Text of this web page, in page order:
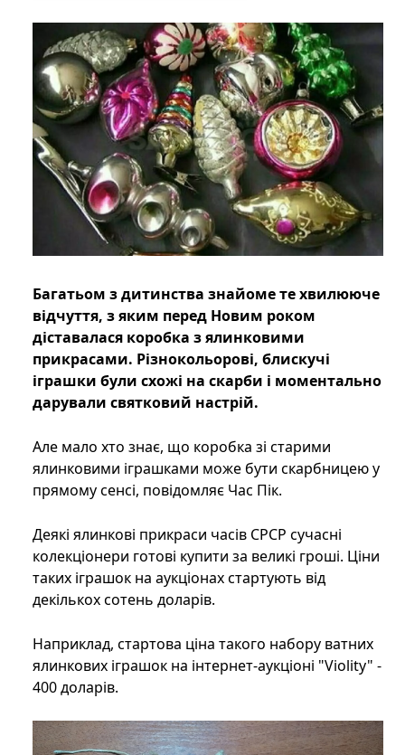
Багатьом з дитинства знайоме те хвилююче
відчуття, з яким перед Новим роком
діставалася коробка з ялинковими
прикрасами. Різнокольорові, блискучі
іграшки були схожі на скарби і моментально
дарували святковий настрій.
Але мало хто знає, що коробка зі старими
ялинковими іграшками може бути скарбницею у
прямому сенсі, повідомляє Час Пік.
Деякі ялинкові прикраси часів СРСР сучасні
колекціонери готові купити за великі гроші. Ціни
таких іграшок на аукціонах стартують від
декількох сотень доларів.
Наприклад, стартова ціна такого набору ватних
ялинкових іграшок на інтернет-аукціоні "Violity" -
400 доларів.